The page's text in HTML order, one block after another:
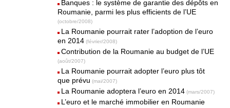
Banques : le système de garantie des dépôts en
Roumanie, parmi les plus efficients de l’UE
(octobre/2008)
La Roumanie pourrait rater l’adoption de l’euro
en 2014 (février/2008)
Contribution de la Roumanie au budget de l’UE
(août/2007)
La Roumanie pourrait adopter l’euro plus tôt
que prévu (mai/2007)
La Roumanie adoptera l’euro en 2014 (mars/2007)
L’euro et le marché immobilier en Roumanie